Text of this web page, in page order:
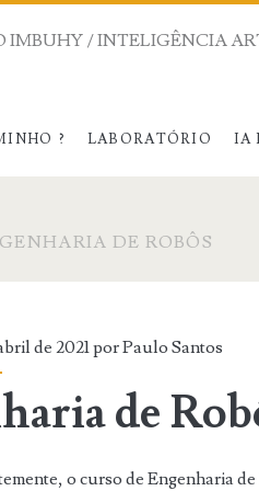
IMBUHY / INTELIGÊNCIA
? LABORATÓRIO IA
DE ROBÔS
de 2021 porPaulo Santos
de
o curso de Engenharia